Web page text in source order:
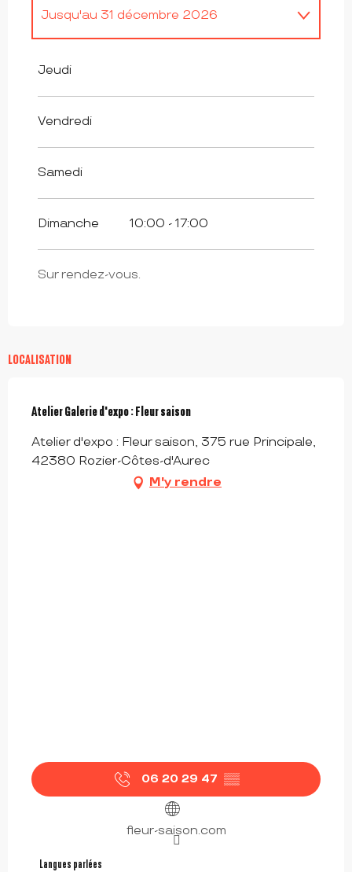
Jusqu'au 31 décembre 2026
Jeudi
Vendredi
Samedi
Dimanche 10:00 - 17:00
Sur rendez-vous.
LOCALISATION
Atelier Galerie d'expo : Fleur saison
Atelier d'expo : Fleur saison, 375 rue Principale,
42380 Rozier-Côtes-d'Aurec
M'y rendre
06 20 29 47 ▒▒
fleur-saison.com
Langues parlées
Langues parlées